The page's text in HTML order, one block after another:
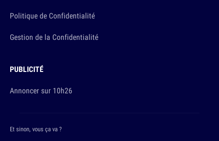
Politique de Confidentialité
Gestion de la Confidentialité
PUBLICITÉ
Annoncer sur 10h26
Et sinon, vous ça va ?